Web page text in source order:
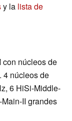
y la lista de
con núcleos de
4 núcleos de
6 HiSi-Middle-
II grandes